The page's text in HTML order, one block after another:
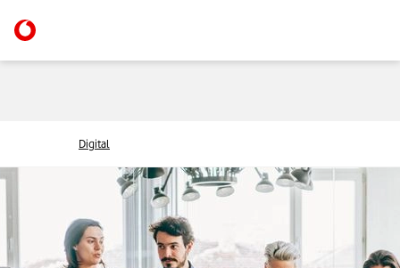
Digital